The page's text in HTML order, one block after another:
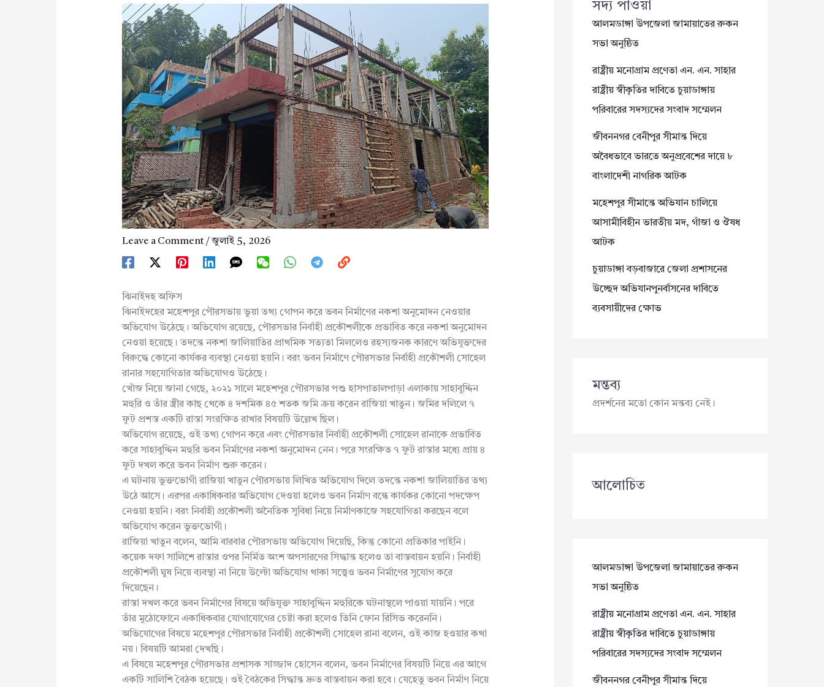
Leave a Comment /জুলাই 5, 2026
ঝিনাইদহ অফিস
ঝিনাইদহের মহেশপুর পৌরসভায় ভুয়া তথ্য গোপন করে ভবন নির্মাণের নকশা অনুমোদন নেওয়ার
অভিযোগ উঠেছে। অভিযোগ রয়েছে, পৌরসভার নির্বাহী প্রকৌশলীকে প্রভাবিত করে নকশা অনুমোদন
নেওয়া হয়েছে। তদন্তে নকশা জালিয়াতির প্রাথমিক সত্যতা মিললেও রহস্যজনক কারণে অভিযুক্তদের
বিরুদ্ধে কোনো কার্যকর ব্যবস্থা নেওয়া হয়নি। বরং ভবন নির্মাণে পৌরসভার নির্বাহী প্রকৌশলী সোহেল
রানার সহযোগিতার অভিযোগও উঠেছে।
খোঁজ নিয়ে জানা গেছে, ২০২১ সালে মহেশপুর পৌরসভার পশু হাসপাতালপাড়া এলাকায় সাহাবুদ্দিন
মহুরি ও তাঁর স্ত্রীর কাছ থেকে ৪ দশমিক ৪৫ শতক জমি ক্রয় করেন রাজিয়া খাতুন। জমির দলিলে ৭
ফুট প্রশস্ত একটি রাস্তা সংরক্ষিত রাখার বিষয়টি উল্লেখ ছিল।
অভিযোগ রয়েছে, ওই তথ্য গোপন করে এবং পৌরসভার নির্বাহী প্রকৌশলী সোহেল রানাকে প্রভাবিত
করে সাহাবুদ্দিন মহুরি ভবন নির্মাণের নকশা অনুমোদন নেন। পরে সংরক্ষিত ৭ ফুট রাস্তার মধ্যে প্রায় ৪
ফুট দখল করে ভবন নির্মাণ শুরু করেন।
এ ঘটনায় ভুক্তভোগী রাজিয়া খাতুন পৌরসভায় লিখিত অভিযোগ দিলে তদন্তে নকশা জালিয়াতির তথ্য
উঠে আসে। এরপর একাধিকবার অভিযোগ দেওয়া হলেও ভবন নির্মাণ বন্ধে কার্যকর কোনো পদক্ষেপ
নেওয়া হয়নি। বরং নির্বাহী প্রকৌশলী অনৈতিক সুবিধা নিয়ে নির্মাণকাজে সহযোগিতা করছেন বলে
অভিযোগ করেন ভুক্তভোগী।
রাজিয়া খাতুন বলেন, আমি বারবার পৌরসভায় অভিযোগ দিয়েছি, কিন্তু কোনো প্রতিকার পাইনি।
কয়েক দফা সালিশে রাস্তার ওপর নির্মিত অংশ অপসারণের সিদ্ধান্ত হলেও তা বাস্তবায়ন হয়নি। নির্বাহী
প্রকৌশলী ঘুষ নিয়ে ব্যবস্থা না নিয়ে উল্টো অভিযোগ থাকা সত্ত্বেও ভবন নির্মাণের সুযোগ করে
দিয়েছেন।
রাস্তা দখল করে ভবন নির্মাণের বিষয়ে অভিযুক্ত সাহাবুদ্দিন মহুরিকে ঘটনাস্থলে পাওয়া যায়নি। পরে
তাঁর মুঠোফোনে একাধিকবার যোগাযোগের চেষ্টা করা হলেও তিনি ফোন রিসিভ করেননি।
অভিযোগের বিষয়ে মহেশপুর পৌরসভার নির্বাহী প্রকৌশলী সোহেল রানা বলেন, ওই কাজ হওয়ার কথা
নয়। বিষয়টি আমরা দেখছি।
এ বিষয়ে মহেশপুর পৌরসভার প্রশাসক সাজ্জাদ হোসেন বলেন, ভবন নির্মাণের বিষয়টি নিয়ে এর আগে
একটি সালিশি বৈঠক হয়েছে। ওই বৈঠকের সিদ্ধান্ত দ্রুত বাস্তবায়ন করা হবে। যেহেতু ভবন নির্মাণ নিয়ে
সদ্য পাওয়া
আলমডাঙ্গা উপজেলা জামায়াতের রুকন
সভা অনুষ্ঠিত
রাষ্ট্রীয় মনোগ্রাম প্রণেতা এন. এন. সাহার
রাষ্ট্রীয় স্বীকৃতির দাবিতে চুয়াডাঙ্গায়
পরিবারের সদস্যদের সংবাদ সম্মেলন
জীবননগর বেনীপুর সীমান্ত দিয়ে
অবৈধভাবে ভারতে অনুপ্রবেশের দায়ে ৮
বাংলাদেশী নাগরিক আটক
মহেশপুর সীমান্তে অভিযান চালিয়ে
আসামীবিহীন ভারতীয় মদ, গাঁজা ও ঔষধ
আটক
চুয়াডাঙ্গা বড়বাজারে জেলা প্রশাসনের
উচ্ছেদ অভিযানপুনর্বাসনের দাবিতে
ব্যবসায়ীদের ক্ষোভ
মন্তব্য
প্রদর্শনের মতো কোন মন্তব্য নেই।
আলোচিত
আলমডাঙ্গা উপজেলা জামায়াতের রুকন
সভা অনুষ্ঠিত
রাষ্ট্রীয় মনোগ্রাম প্রণেতা এন. এন. সাহার
রাষ্ট্রীয় স্বীকৃতির দাবিতে চুয়াডাঙ্গায়
পরিবারের সদস্যদের সংবাদ সম্মেলন
জীবননগর বেনীপুর সীমান্ত দিয়ে